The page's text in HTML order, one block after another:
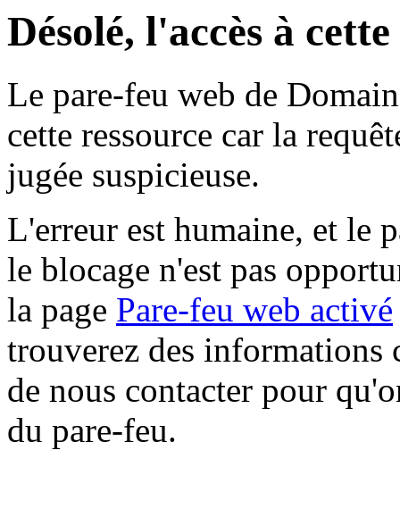
Désolé, l'accès à
Le pare-feu web de
cette ressource car la
jugée suspicieuse.
L'erreur est humaine, et le
le blocage n'est pas
la page Pare-feu web activé
trouverez des informations
de nous contacter pour
du pare-feu.